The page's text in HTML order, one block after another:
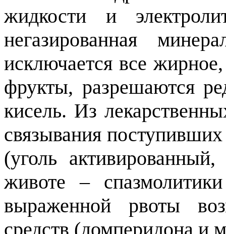
жидкости и
негазированная
исключается все
фрукты, разрешаются
кисель. Из
связывания
(уголь
животе –
выраженной рвоты
средств (домперидона и